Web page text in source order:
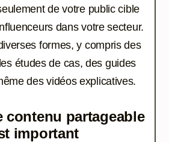
de votre public cible
dans votre secteur.
formes, y compris des
études de cas, des guides
des vidéos explicatives.
contenu partageable
important